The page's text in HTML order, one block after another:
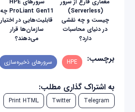
معماری فارغ از سرور
(Serverless)
چیست و چه نقشی
در دنیای محاسبات
دارد؟
سرورهای HPE
ProLiant Gen11 چه
قابلیت‌هایی در اختیار
سازمان‌ها قرار
می‌دهند؟
برچسب: HPE سرورهای ذخیره‌سازی
به اشتراک گذاری مطلب:
Telegram
Twitter
Print HTML